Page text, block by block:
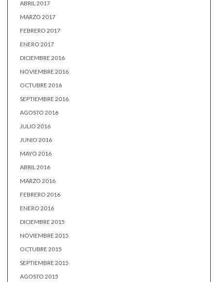
ABRIL 2017
MARZO 2017
FEBRERO 2017
ENERO 2017
DICIEMBRE 2016
NOVIEMBRE 2016
OCTUBRE 2016
SEPTIEMBRE 2016
AGOSTO 2016
JULIO 2016
JUNIO 2016
MAYO 2016
ABRIL 2016
MARZO 2016
FEBRERO 2016
ENERO 2016
DICIEMBRE 2015
NOVIEMBRE 2015
OCTUBRE 2015
SEPTIEMBRE 2015
AGOSTO 2015